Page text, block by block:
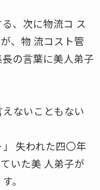
、次に物流コ ス
、物 流コスト管
の言葉に美人弟子
ないこともない
失われた四〇年
いた美 人弟子が
。